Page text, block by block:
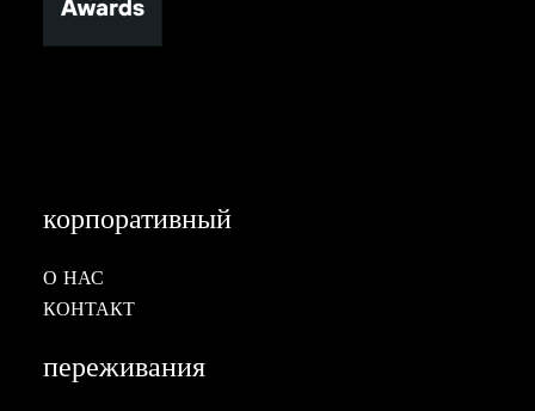
корпоративный
О НАС
КОНТАКТ
переживания